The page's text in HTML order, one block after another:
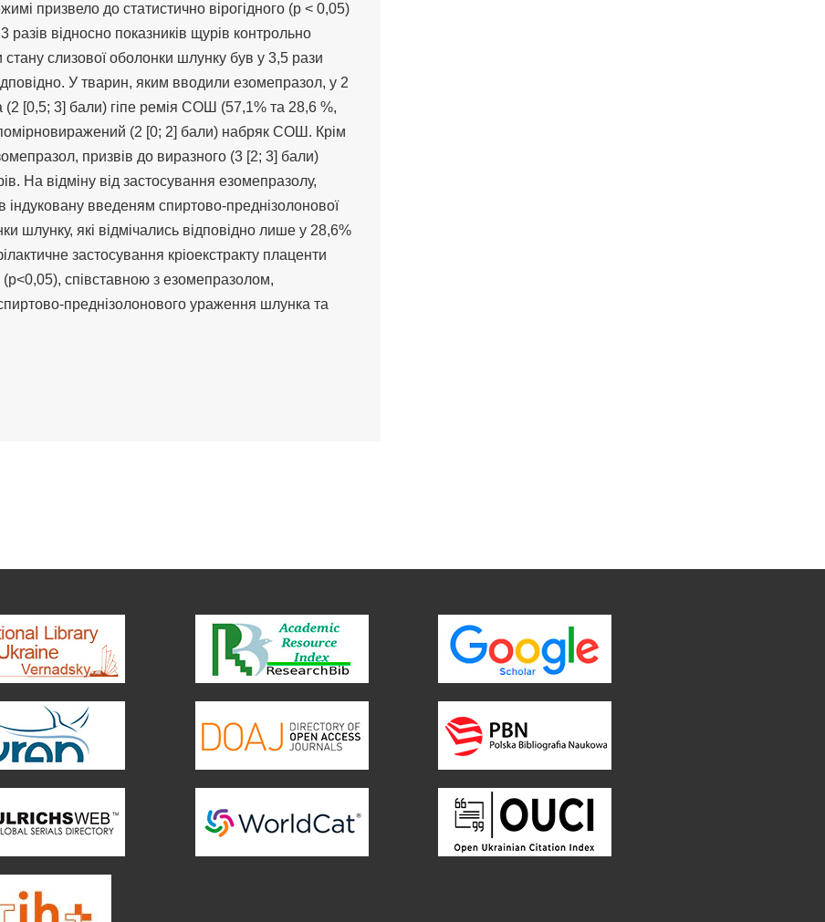
призвело до статистично вірогідного (р < 0,05)
відносно показників щурів контрольно
стану слизової оболонки шлунку був у 3,5 рази
У тварин, яким вводили езомепразол, у 2
(2 [0,5; 3] бали) гіпе ремія СОШ (57,1% та 28,6 %,
помірновиражений (2 [0; 2] бали) набряк СОШ. Крім
призвів до виразного (3 [2; 3] бали)
На відміну від застосування езомепразолу,
індуковану введеням спиртово-преднізолонової
шлунку, які відмічались відповідно лише у 28,6%
застосування кріоекстракту плаценти
співставною з езомепразолом,
преднізолонового ураження шлунка та